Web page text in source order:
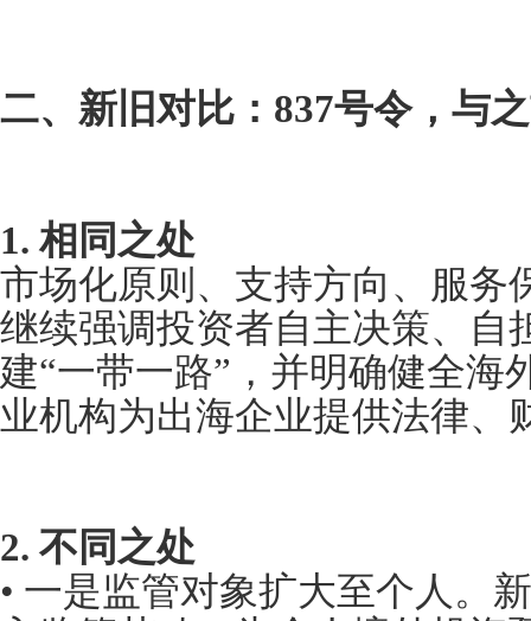
二、新旧对比：837号令，与
1. 相同之处
市场化原则、支持方向、服务
继续强调投资者自主决策、自
建“一带一路”，并明确健全海
业机构为出海企业提供法律、
2. 不同之处
• 一是监管对象扩大至个人。